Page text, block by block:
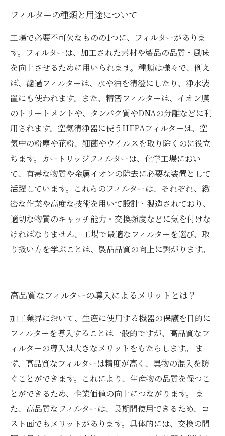
フィルターの種類と用途について
工場で必要不可欠なものの1つに、フィルターがありま
す。フィルターは、加工された素材や製品の品質・風味
を向上させるために用いられます。種類は様々で、例え
ば、濾過フィルターは、水や油を清澄にしたり、浄水装
置にも使われます。また、精密フィルターは、イオン膜
のトリートメントや、タンパク質やDNAの分離などに利
用されます。空気清浄器に使うHEPAフィルターは、空
気中の粉塵や花粉、細菌やウイルスを取り除くのに役立
ちます。カートリッジフィルターは、化学工場におい
て、有毒な物質や金属イオンの除去に必要な装置として
活躍しています。これらのフィルターは、それぞれ、緻
密な作業や高度な技術を用いて設計・製造されており、
適切な物質のキャッチ能力・交換頻度などに気を付けな
ければなりません。工場で最適なフィルターを選び、取
り扱い方を学ぶことは、製品品質の向上に繋がります。
高品質なフィルターの導入によるメリットとは？
加工業界において、生産に使用する機器の保護を目的に
フィルターを導入することは一般的ですが、高品質なフ
ィルターの導入は大きなメリットをもたらします。 ま
ず、高品質なフィルターは精度が高く、異物の混入を防
ぐことができます。これにより、生産物の品質を保つこ
とができるため、企業価値の向上につながります。 ま
た、高品質なフィルターは、長期間使用できるため、コ
スト面でもメリットがあります。具体的には、交換の間